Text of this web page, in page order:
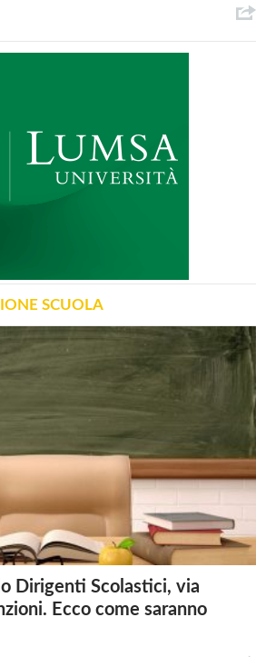
SCUOLA
Dirigenti Scolastici, via
Ecco come saranno